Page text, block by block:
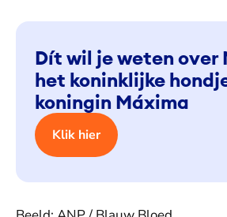
Dít wil je weten over
het koninklijke
koningin Máxima
Klik hier